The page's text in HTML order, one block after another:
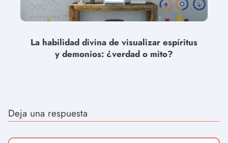
La habilidad divina de visualizar espíritus
y demonios: ¿verdad o mito?
Deja una respuesta